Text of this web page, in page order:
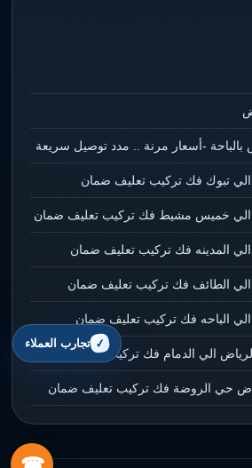
-أسعار مرنة .. مدد توصيل سريعة
تبوك فك تركيب تعليف ضمان
خميس مشيط فك تركيب تعليف ضمان
المدينه فك تركيب تعليف ضمان
الطائف فك تركيب تعليف ضمان
الباحه فك تركيب تعليف ضمان
الي الدمام فك تركيب تعليف ضمان
حي الروضة فك تركيب تعليف ضمان
تجارب العملاء